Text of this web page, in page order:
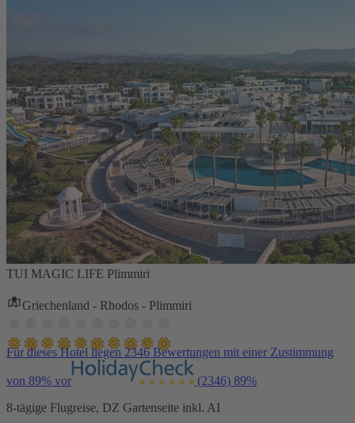
TUI MAGIC LIFE Plimmiri
Griechenland - Rhodos - Plimmiri
Für dieses Hotel liegen 2346 Bewertungen mit einer Zustimmung
von 89% vor (2346) 89%
8-tägige Flugreise, DZ Gartenseite inkl. AI